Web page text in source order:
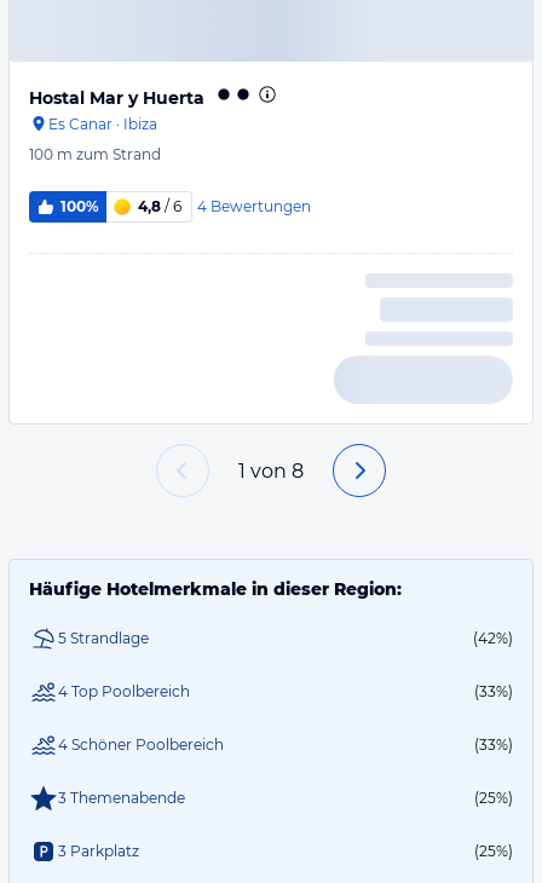
Hostal Mar y Huerta
Es Canar · Ibiza
100 m zum Strand
100% 4,8 / 6 4 Bewertungen
1 von 8
Häufige Hotelmerkmale in dieser Region:
5 Strandlage (42%)
4 Top Poolbereich (33%)
4 Schöner Poolbereich (33%)
3 Themenabende (25%)
3 Parkplatz (25%)